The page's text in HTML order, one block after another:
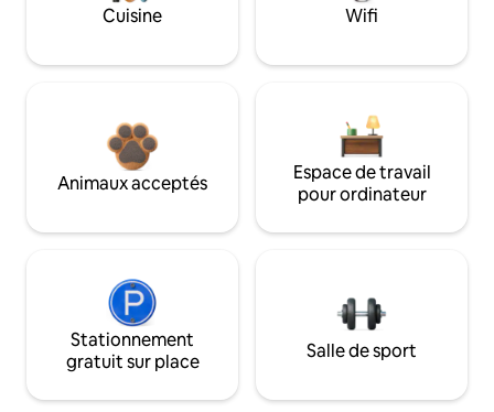
Cuisine Wifi
Animaux acceptés
Espace de travail
pour ordinateur
Stationnement
gratuit sur place
Salle de sport